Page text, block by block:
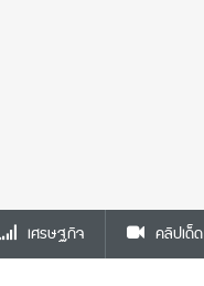
เศรษฐกิจ คลิปเด็ด